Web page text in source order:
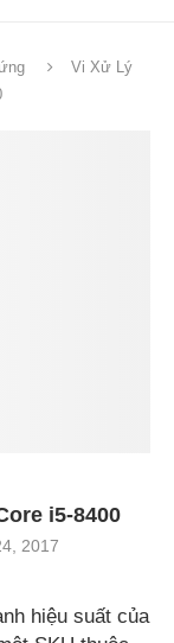
Vi Xử Lý
i5-8400
2017
hiệu suất của